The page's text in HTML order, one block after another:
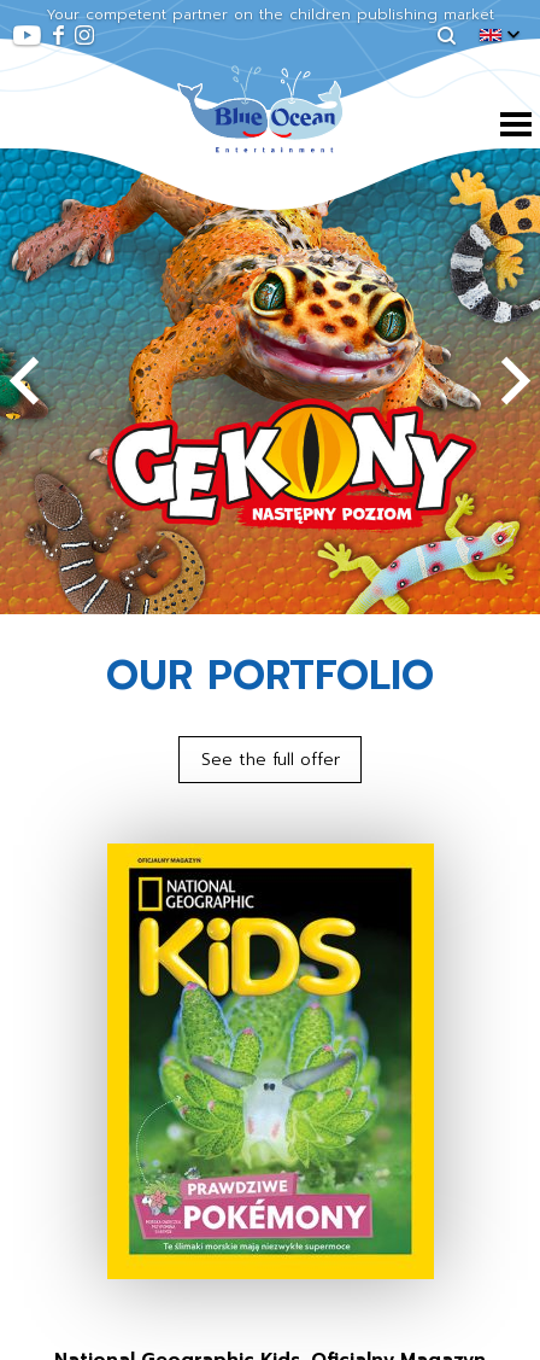
Your competent partner on the children publishing market
OUR PORTFOLIO
See the full offer